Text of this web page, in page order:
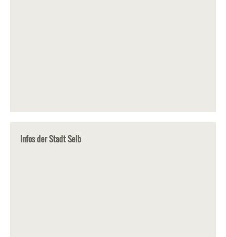
Infos der Stadt Selb